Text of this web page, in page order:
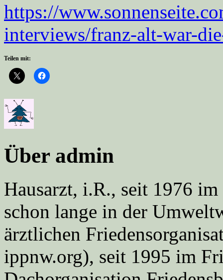
https://
interviews/franz-alt-war-
Teilen mit:
Über admin
Hausarzt, i.R., seit 1976
schon lange in der
ärztlichen
ippnw.org), seit 1995 im